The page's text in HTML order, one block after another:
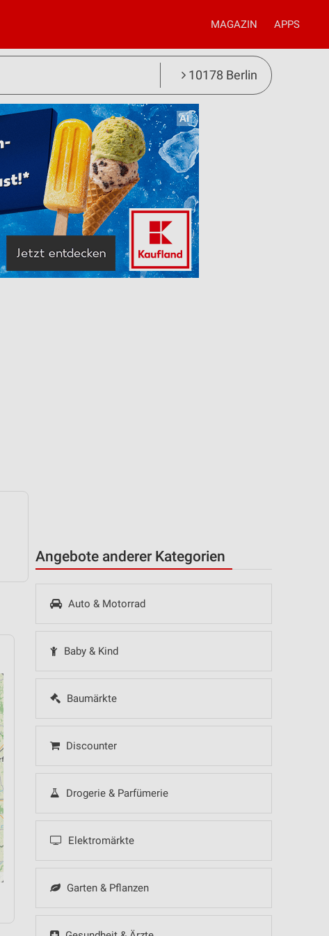
MAGAZIN APPS
10178 Berlin
Angebote anderer Kategorien
Auto & Motorrad
Baby & Kind
Baumärkte
Discounter
Drogerie & Parfümerie
Elektromärkte
Garten & Pflanzen